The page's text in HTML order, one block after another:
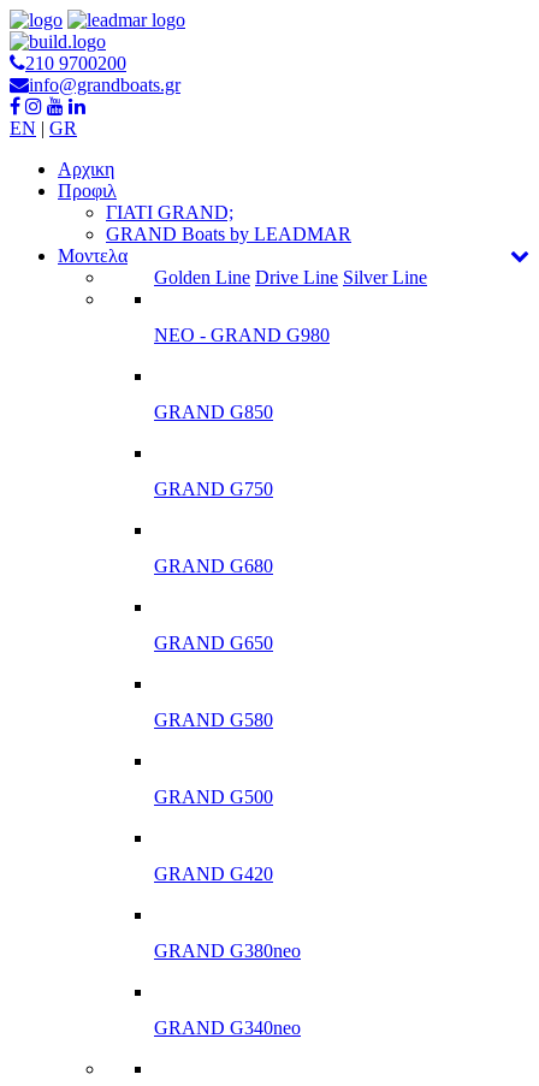
210 9700200
info@grandboats.gr
EN | GR
Αρχικη
Προφιλ
ΓΙΑΤΙ GRAND;
GRAND Boats by LEADMAR
Μοντελα
Golden Line Drive Line Silver Line
ΝΕΟ - GRAND G980
GRAND G850
GRAND G750
GRAND G680
GRAND G650
GRAND G580
GRAND G500
GRAND G420
GRAND G380neo
GRAND G340neo